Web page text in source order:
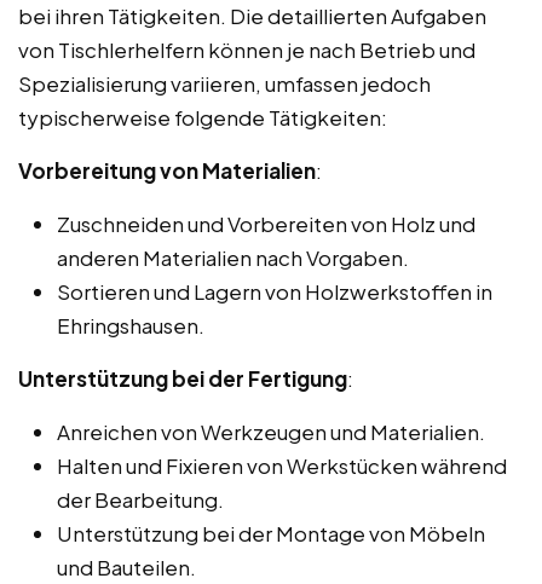
bei ihren Tätigkeiten. Die detaillierten Aufgaben
von Tischlerhelfern können je nach Betrieb und
Spezialisierung variieren, umfassen jedoch
typischerweise folgende Tätigkeiten:
Vorbereitung von Materialien:
Zuschneiden und Vorbereiten von Holz und
anderen Materialien nach Vorgaben.
Sortieren und Lagern von Holzwerkstoffen in
Ehringshausen.
Unterstützung bei der Fertigung:
Anreichen von Werkzeugen und Materialien.
Halten und Fixieren von Werkstücken während
der Bearbeitung.
Unterstützung bei der Montage von Möbeln
und Bauteilen.